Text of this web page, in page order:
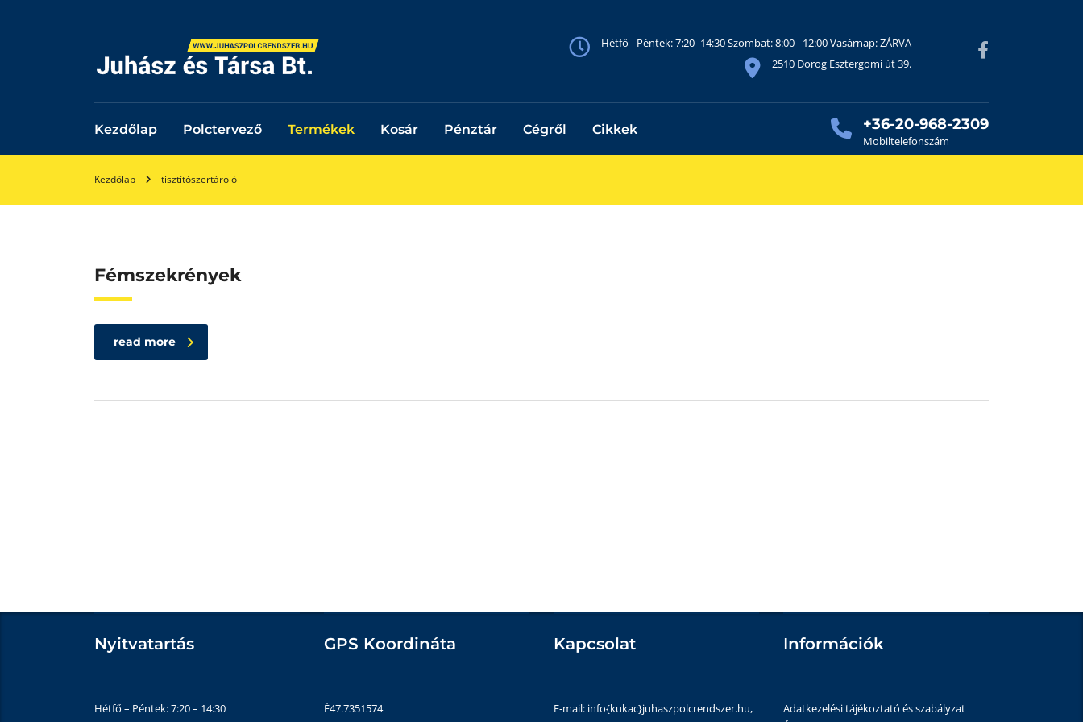
Hétfő - Péntek: 7:20- 14:30 Szombat: 8:00 - 12:00 Vasárnap: ZÁRVA
2510 Dorog Esztergomi út 39.
Kezdőlap Polctervező Termékek Kosár Pénztár Cégről Cikkek +36-20-968-2309
Mobiltelefonszám
Kezdőlap tisztítószertároló
Fémszekrények
read more
Nyitvatartás
Hétfő – Péntek: 7:20 – 14:30
GPS Koordináta
É47.7351574
Kapcsolat
E-mail: info{kukac}juhaszpolcrendszer.hu,
Információk
Adatkezelési tájékoztató és szabályzat